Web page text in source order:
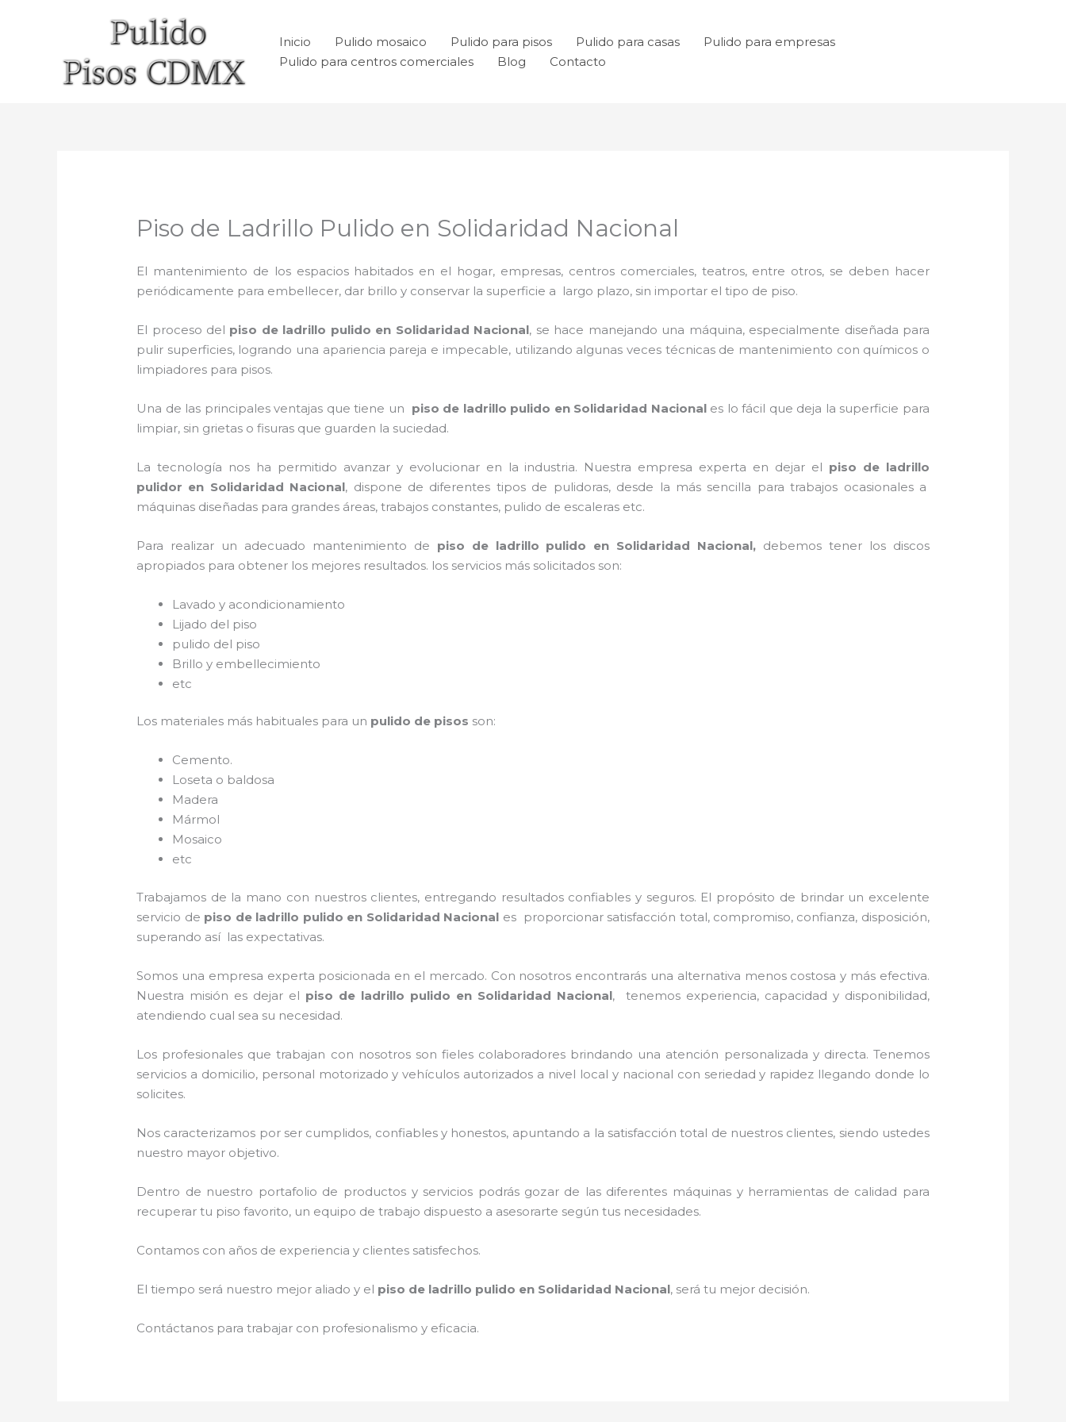
Inicio Pulido mosaico Pulido para pisos Pulido para casas
Pulido para empresas
Pulido para centros comerciales
Blog Contacto
Piso de Ladrillo Pulido en Solidaridad Nacional
El mantenimiento de los espacios habitados en el hogar, empresas, centros comerciales, teatros, entre otros, se deben hacer
periódicamente para embellecer, dar brillo y conservar la superficie a largo plazo, sin importar el tipo de piso.
El proceso del piso de ladrillo pulido en Solidaridad Nacional, se hace manejando una máquina, especialmente diseñada para
pulir superficies, logrando una apariencia pareja e impecable, utilizando algunas veces técnicas de mantenimiento con químicos o
limpiadores para pisos.
Una de las principales ventajas que tiene un piso de ladrillo pulido en Solidaridad Nacional es lo fácil que deja la superficie para
limpiar, sin grietas o fisuras que guarden la suciedad.
La tecnología nos ha permitido avanzar y evolucionar en la industria. Nuestra empresa experta en dejar el piso de ladrillo
pulidor en Solidaridad Nacional, dispone de diferentes tipos de pulidoras, desde la más sencilla para trabajos ocasionales a
máquinas diseñadas para grandes áreas, trabajos constantes, pulido de escaleras etc.
Para realizar un adecuado mantenimiento de piso de ladrillo pulido en Solidaridad Nacional, debemos tener los discos
apropiados para obtener los mejores resultados. los servicios más solicitados son:
Lavado y acondicionamiento
Lijado del piso
pulido del piso
Brillo y embellecimiento
etc
Los materiales más habituales para un pulido de pisos son:
Cemento.
Loseta o baldosa
Madera
Mármol
Mosaico
etc
Trabajamos de la mano con nuestros clientes, entregando resultados confiables y seguros. El propósito de brindar un excelente
servicio de piso de ladrillo pulido en Solidaridad Nacional es proporcionar satisfacción total, compromiso, confianza, disposición,
superando así las expectativas.
Somos una empresa experta posicionada en el mercado. Con nosotros encontrarás una alternativa menos costosa y más efectiva.
Nuestra misión es dejar el piso de ladrillo pulido en Solidaridad Nacional, tenemos experiencia, capacidad y disponibilidad,
atendiendo cual sea su necesidad.
Los profesionales que trabajan con nosotros son fieles colaboradores brindando una atención personalizada y directa. Tenemos
servicios a domicilio, personal motorizado y vehículos autorizados a nivel local y nacional con seriedad y rapidez llegando donde lo
solicites.
Nos caracterizamos por ser cumplidos, confiables y honestos, apuntando a la satisfacción total de nuestros clientes, siendo ustedes
nuestro mayor objetivo.
Dentro de nuestro portafolio de productos y servicios podrás gozar de las diferentes máquinas y herramientas de calidad para
recuperar tu piso favorito, un equipo de trabajo dispuesto a asesorarte según tus necesidades.
Contamos con años de experiencia y clientes satisfechos.
El tiempo será nuestro mejor aliado y el piso de ladrillo pulido en Solidaridad Nacional, será tu mejor decisión.
Contáctanos para trabajar con profesionalismo y eficacia.